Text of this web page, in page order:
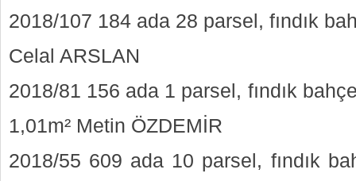
2018/107 184 ada 28 parsel, fındık
Celal ARSLAN
2018/81 156 ada 1 parsel, fındık
1,01m² Metin ÖZDEMİR
2018/55 609 ada 10 parsel, fındık